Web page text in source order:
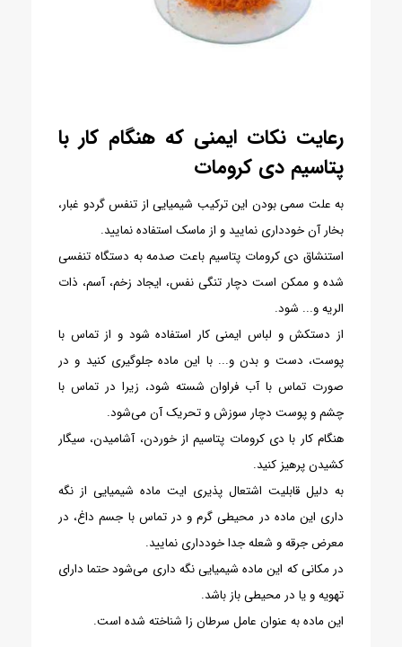
رعایت نکات ایمنی که هنگام کار با
پتاسیم دی کرومات
به علت سمی بودن این ترکیب شیمیایی از تنفس گردو غبار،
بخار آن خودداری نمایید و از ماسک استفاده نمایید.
استنشاق دی کرومات پتاسیم باعت صدمه به دستگاه تنفسی
شده و ممکن است دچار تنگی نفس، ایجاد زخم، آسم، ذات
الریه و... شود.
از دستکش و لباس ایمنی کار استفاده شود و از تماس با
پوست، دست و بدن و... با این ماده جلوگیری کنید و در
صورت تماس با آب فراوان شسته شود، زیرا در تماس با
چشم و پوست دچار سوزش و تحریک آن می‌شود.
هنگام کار با دی کرومات پتاسیم از خوردن، آشامیدن، سیگار
کشیدن پرهیز کنید.
به دلیل قابلیت اشتعال پذیری ایت ماده شیمیایی از نگه
داری این ماده در محیطی گرم و در تماس با جسم داغ، در
معرض جرقه و شعله جدا خودداری نمایید.
در مکانی که این ماده شیمیایی نگه داری می‌شود حتما دارای
تهویه و یا در محیطی باز باشد.
این ماده به عنوان عامل سرطان زا شناخته شده است.